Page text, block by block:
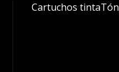
Cartuchos tinta